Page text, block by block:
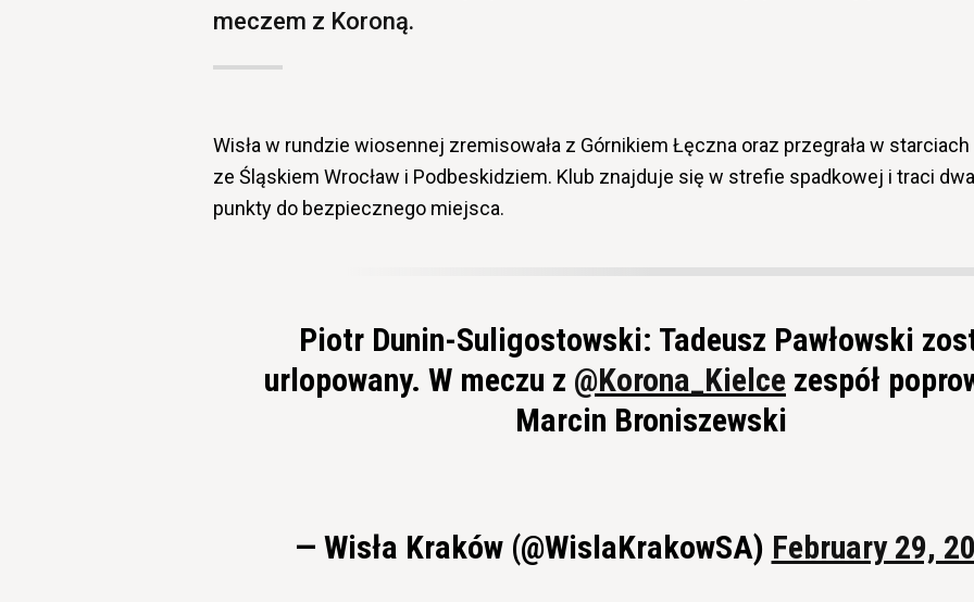
meczem z Koroną.
Wisła w rundzie wiosennej zremisowała z Górnikiem Łęczna oraz przegrała w starciach
ze Śląskiem Wrocław i Podbeskidziem. Klub znajduje się w strefie spadkowej i traci dwa
punkty do bezpiecznego miejsca.
Piotr Dunin-Suligostowski: Tadeusz Pawłowski
urlopowany. W meczu z @Korona_Kielce zespół
Marcin Broniszewski
— Wisła Kraków (@WislaKrakowSA) February 29,